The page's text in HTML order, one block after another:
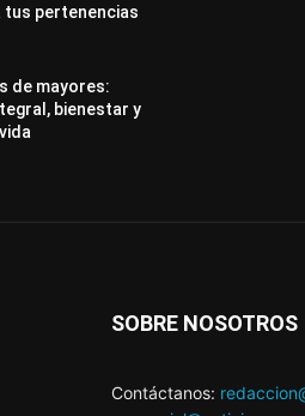
tus pertenencias
de mayores:
bienestar y
SOBRE NOSOTROS
Contáctanos: